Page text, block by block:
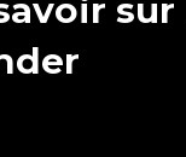
sur